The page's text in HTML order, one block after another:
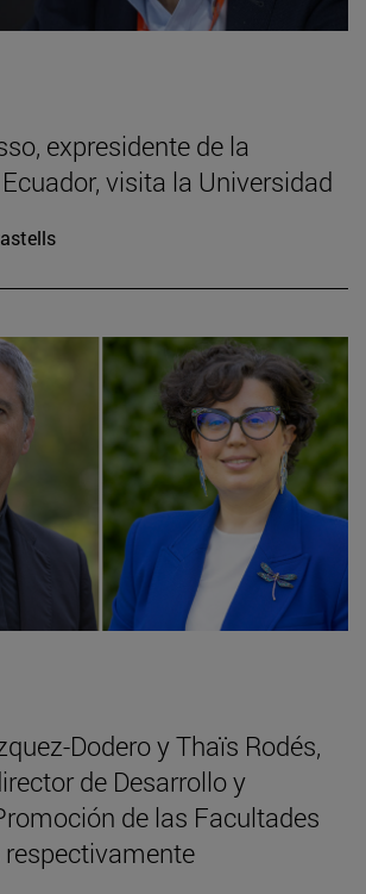
expresidente de la
visita la Universidad
Dodero y Thaïs Rodés,
de Desarrollo y
de las Facultades